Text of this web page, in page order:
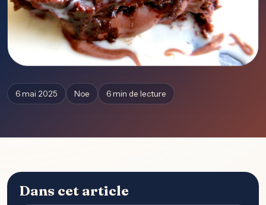
6 mai 2025 Noe 6 min de lecture
Dans cet article